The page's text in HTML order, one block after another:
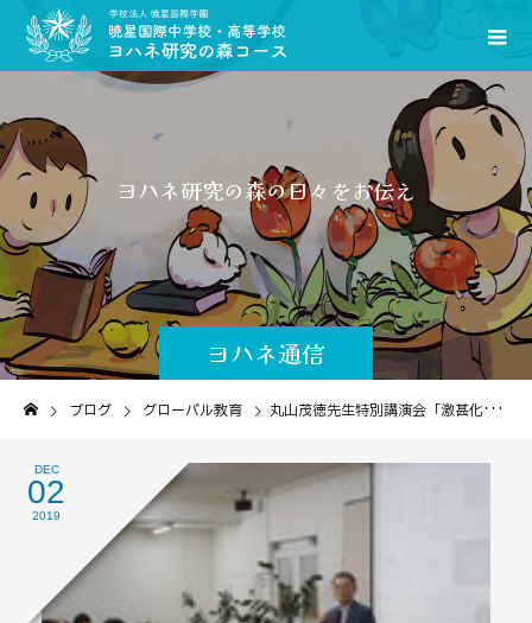
ヨハネ通信
ヨ ハネ研究の森の日々をお伝えしま す｡
ブログ グローバル教育 丸山茂徳先生特別講演会「激甚化する自然災害の発生原因とは何か」
DEC
02
2019